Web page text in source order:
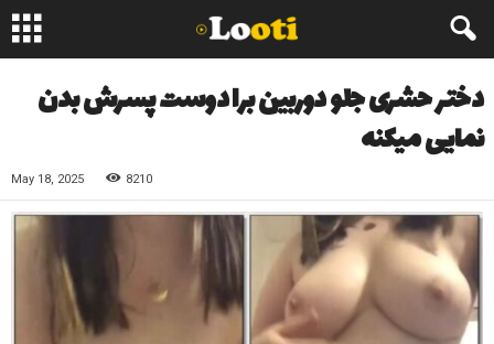
دختر حشری جلو دوربین برا دوست پسرش بدن
نمایی میکنه
May 18, 2025 8210